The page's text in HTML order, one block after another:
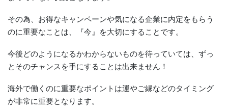
その為、お得なキャンペーンや気になる企業に内定をもらう
のに重要なことは、『今』を大切にすることです。
今後どのようになるかわからないものを待っていては、ずっ
とそのチャンスを手にすることは出来ません！
海外で働くのに重要なポイントは運やご縁などのタイミング
が非常に重要となります。